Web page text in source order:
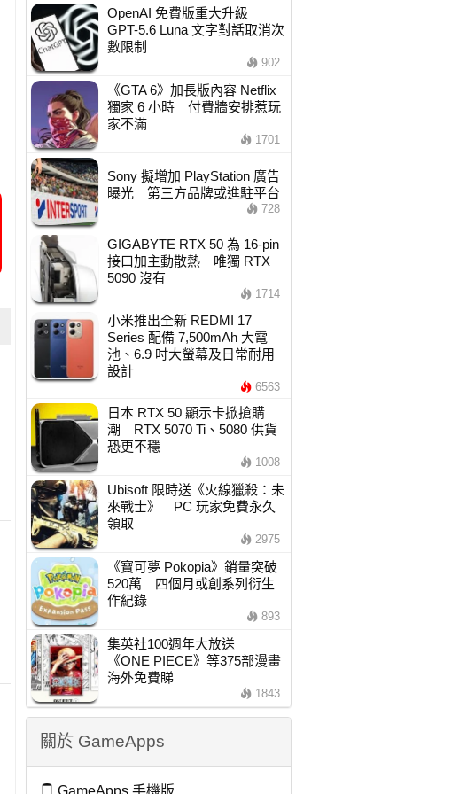
OpenAI 免費版重大升級
GPT-5.6 Luna 文字對話取消次
數限制
902
《GTA 6》加長版內容 Netflix
獨家 6 小時 付費牆安排惹玩
家不滿
1701
Sony 擬增加 PlayStation 廣告
曝光 第三方品牌或進駐平台
728
GIGABYTE RTX 50 為 16-pin
接口加主動散熱 唯獨 RTX
5090 沒有
1714
小米推出全新 REDMI 17
Series 配備 7,500mAh 大電
池、6.9 吋大螢幕及日常耐用
設計
6563
日本 RTX 50 顯示卡掀搶購
潮 RTX 5070 Ti、5080 供貨
恐更不穩
1008
Ubisoft 限時送《火線獵殺：未
來戰士》 PC 玩家免費永久
領取
2975
《寶可夢 Pokopia》銷量突破
520萬 四個月或創系列衍生
作紀錄
893
集英社100週年大放送
《ONE PIECE》等375部漫畫
海外免費睇
1843
關於 GameApps
GameApps 手機版